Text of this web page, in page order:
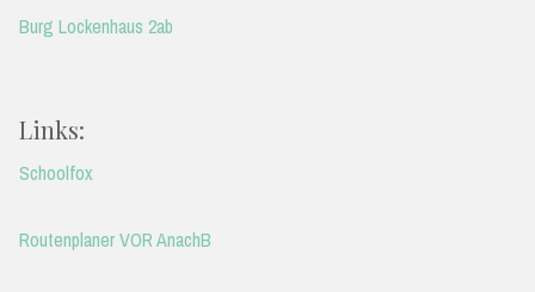
Burg Lockenhaus 2ab
Links:
Schoolfox
Routenplaner VOR AnachB